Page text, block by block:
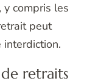
compris les
peut
retraits